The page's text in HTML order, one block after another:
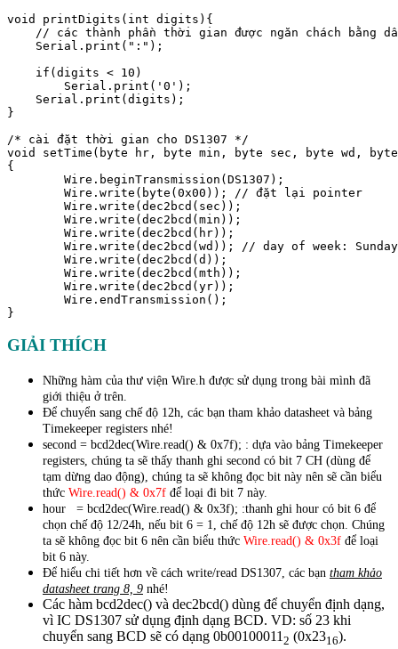
void printDigits(int digits){
// các thành phần thời gian được ngăn chách bằng
    Serial.print(":");
    if(digits < 10)
        Serial.print('0');
    Serial.print(digits);
}
/* cài đặt thời gian cho DS1307 */
void setTime(byte hr, byte min, byte sec, byte wd,
{
        Wire.beginTransmission(DS1307);
        Wire.write(byte(0x00)); // đặt lại pointer
        Wire.write(dec2bcd(sec));
        Wire.write(dec2bcd(min));
        Wire.write(dec2bcd(hr));
Wire.write(dec2bcd(wd)); // day of week:
        Wire.write(dec2bcd(d));
        Wire.write(dec2bcd(mth));
        Wire.write(dec2bcd(yr));
        Wire.endTransmission();
GIẢI THÍCH
Những hàm của thư viện Wire.h được sử dụng trong bài mình đã
giới thiệu ở trên.
Để chuyển sang chế độ 12h, các bạn tham khảo datasheet và bảng
Timekeeper registers nhé!
second = bcd2dec(Wire.read() & 0x7f); : dựa vào bảng Timekeeper
registers, chúng ta sẽ thấy thanh ghi second có bit 7 CH (dùng để
tạm dừng dao động), chúng ta sẽ không đọc bit này nên sẽ cần biểu
thức Wire.read() & 0x7f để loại đi bit 7 này.
hour = bcd2dec(Wire.read() & 0x3f); :thanh ghi hour có bit 6 để
chọn chế độ 12/24h, nếu bit 6 = 1, chế độ 12h sẽ được chọn. Chúng
ta sẽ không đọc bit 6 nên cần biểu thức Wire.read() & 0x3f để loại
bit 6 này.
Để hiểu chi tiết hơn về cách write/read DS1307, các bạn tham khảo
datasheet trang 8, 9 nhé!
Các hàm bcd2dec() và dec2bcd() dùng để chuyển định dạng,
vì IC DS1307 sử dụng định dạng BCD. VD: số 23 khi
chuyển sang BCD sẽ có dạng 0b00100011 2 (0x2316).